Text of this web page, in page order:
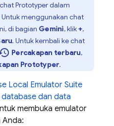
Prototyperdalam
Untuk menggunakan chat
, di bagian Gemini, klik+,
. Untuk kembali ke chat
Percakapan terbaru,
Prototyper.
Local Emulator Suite
dan data
membuka emulator
Anda: